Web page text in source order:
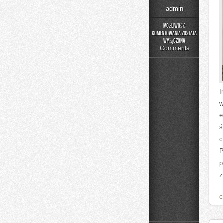
admin
Możliwość
komentowania
Poradniki
Użytkownika
została
wyłączona
Comments